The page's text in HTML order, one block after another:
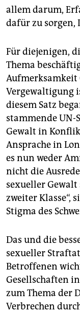
allem darum,
dafür zu sorgen,
Für diejenigen,
Thema
Aufmerksamkeit
Vergewaltigung
diesem Satz
stammende
Gewalt in
Ansprache in
es nun weder
nicht die
sexueller
zweiter Klasse“,
Stigma des
Das und die
sexueller
Betroffenen
Gesellschaften
zum Thema der
Verbrechen